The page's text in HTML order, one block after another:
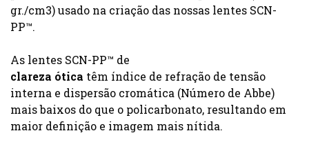
gr./cm3) usado na criação das nossas lentes SCN-
PP™.
As lentes SCN-PP™ de
clareza ótica têm índice de refração de tensão
interna e dispersão cromática (Número de Abbe)
mais baixos do que o policarbonato, resultando em
maior definição e imagem mais nítida.